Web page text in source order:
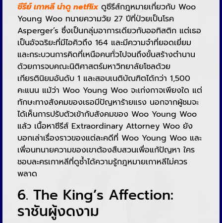
ซีรีย์ เกาหลี น่าดู netflix ดูซีรีส์กฎหมายเกี่ยวกับ Woo
Young Woo ทนายความวัย 27 ปีที่ป่วยเป็นโรค
Asperger’s ซึ่งเป็นกลุ่มอาการเดียวกับออทิสติก แต่เธอ
เป็นอัจฉริยะที่มีไอคิวถึง 164 และมีความจำที่ยอดเยี่ยม
และกระบวนการคิดที่เหนือคนทั่วไปจนถึงขั้นสร้างตำนาน
ด้วยการจบคณะนิติศาสตร์มหาวิทยาลัยโซลด้วย
เกียรตินิยมอันดับ 1 และสอบเนติบัณฑิตได้กว่า 1,500
คะแนน แม้ว่า Woo Young Woo จะเก่งกาจเพียงใด แต่
ทักษะทางสังคมของเธอมีปัญหาร้ายแรง นอกจากผู้ชมจะ
ได้เห็นการปรับตัวเข้ากับสังคมของ Woo Young Woo
แล้ว เนื้อหาซีรีส์ Extraordinary Attorney Woo ยัง
บอกเล่าเรื่องราวของแต่ละคดีที่ Woo Young Woo และ
เพื่อนทนายความของเขาต้องสืบสวนเพื่อแก้ปัญหา ใคร
ชอบละครเกาหลีที่ดูซ้ำได้ความรู้กฎหมายเกาหลีไม่ควร
พลาด
6. The King’s Affection:
ราชันผู้งดงาม